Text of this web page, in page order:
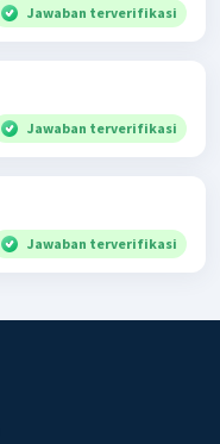
Jawaban terverifikasi
Jawaban terverifikasi
Jawaban terverifikasi